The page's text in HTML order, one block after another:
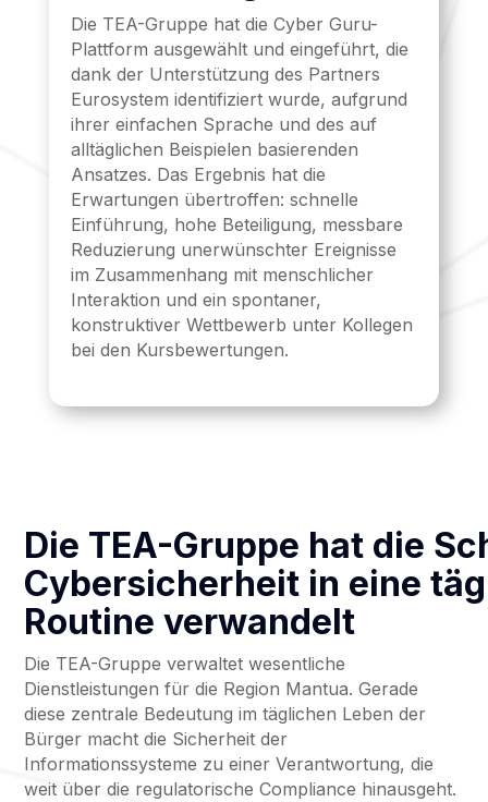
Die TEA-Gruppe hat die Cyber Guru-
Plattform ausgewählt und eingeführt, die
dank der Unterstützung des Partners
Eurosystem identifiziert wurde, aufgrund
ihrer einfachen Sprache und des auf
alltäglichen Beispielen basierenden
Ansatzes. Das Ergebnis hat die
Erwartungen übertroffen: schnelle
Einführung, hohe Beteiligung, messbare
Reduzierung unerwünschter Ereignisse
im Zusammenhang mit menschlicher
Interaktion und ein spontaner,
konstruktiver Wettbewerb unter Kollegen
bei den Kursbewertungen.
Die TEA-Gruppe hat die
Cybersicherheit in eine
Routine verwandelt
Die TEA-Gruppe verwaltet wesentliche
Dienstleistungen für die Region Mantua. Gerade
diese zentrale Bedeutung im täglichen Leben der
Bürger macht die Sicherheit der
Informationssysteme zu einer Verantwortung, die
weit über die regulatorische Compliance hinausgeht.